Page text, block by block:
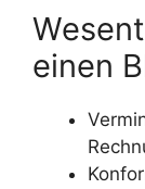
einen